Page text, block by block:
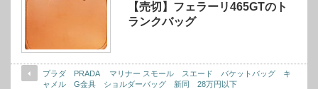
【売切】フェラーリ465GTのト
ランクバッグ
プラダ PRADA マリナー スモール スエード バケットバッグ キ
ャメル G金具 ショルダーバッグ 新同 28万円以下